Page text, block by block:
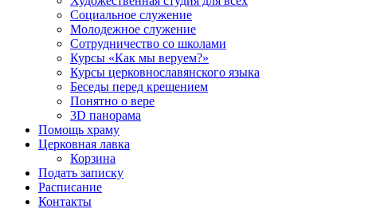
Социальное служение
Молодежное служение
Сотрудничество со школами
Курсы «Как мы веруем?»
Курсы церковнославянского языка
Беседы перед крещением
Понятно о вере
3D панорама
Помощь храму
Церковная лавка
Корзина
Подать записку
Расписание
Контакты